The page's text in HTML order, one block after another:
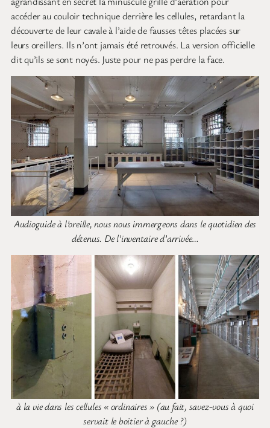
accéder au couloir technique derrière les cellules, retardant la
découverte de leur cavale à l’aide de fausses têtes placées sur
leurs oreillers. Ils n’ont jamais été retrouvés. La version officielle
dit qu’ils se sont noyés. Juste pour ne pas perdre la face.
Audioguide à l’oreille, nous nous immergeons dans le quotidien des
détenus. De l’inventaire d’arrivée…
à la vie dans les cellules « ordinaires » (au fait, savez-vous à quoi
servait le boitier à gauche ?)